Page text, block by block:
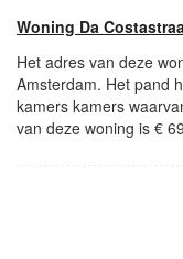
Woning Da
Het adres van deze
Amsterdam. Het pand
kamers kamers
van deze woning is €